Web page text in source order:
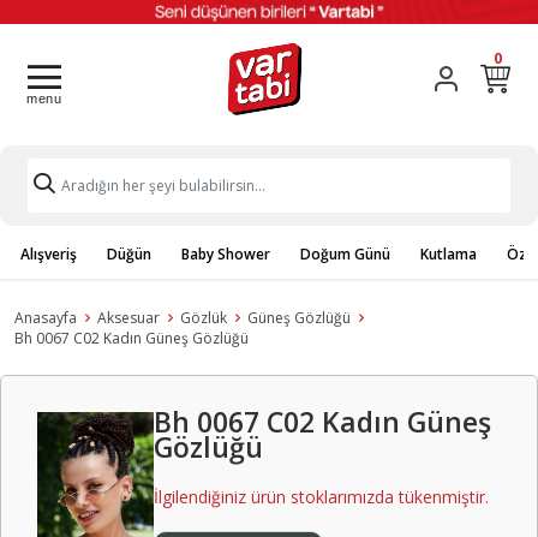
0
Alışveriş Düğün Baby Shower Doğum Günü Kutlama
Anasayfa Aksesuar Gözlük
Güneş Gözlüğü
Bh 0067 C02 Kadın Güneş Gözlüğü
Bh 0067 C02 Kadın Güneş
Gözlüğü
İlgilendiğiniz ürün stoklarımızda tükenmiştir.